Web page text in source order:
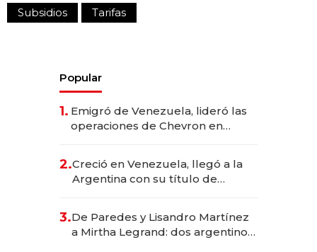
Subsidios Tarifas
Popular
1. Emigró de Venezuela, lideró las
operaciones de Chevron en
2.Creció en Venezuela, llegó a la
Argentina con su título de
las marcas "fast premium"
3.De Paredes y Lisandro Martínez
a Mirtha Legrand: dos argentinos